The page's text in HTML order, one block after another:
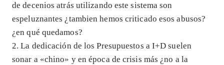
de decenios atrás utilizando este sistema son
espeluznantes ¿tambien hemos criticado esos abusos?
¿en qué quedamos?
2. La dedicación de los Presupuestos a I+D suelen
sonar a «chino» y en época de crisis más ¿no a la